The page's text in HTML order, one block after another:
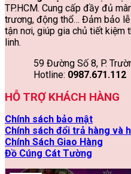
TP.HCM. Cung cấp đầy đủ
trương, động thổ… Đảm bảo
tận nơi, giúp gia chủ tiết kiệm
linh.
59 Đường Số 8, P.
Hotline: 0987.671.112
HỖ TRỢ KHÁCH HÀNG
Chính sách bảo mật
Chính sách đổi trả hàng và
Chính Sách Giao Hàng
Đồ Cúng Cát Tường